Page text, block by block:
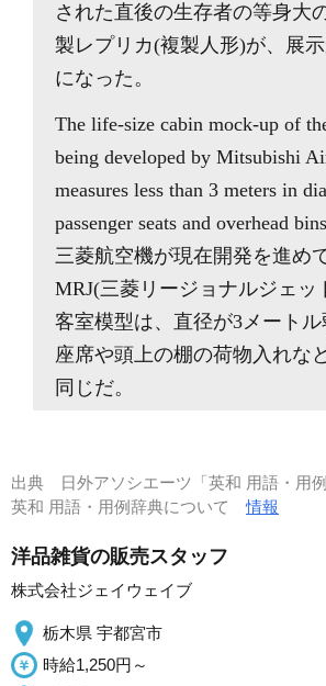
された直後の生存者の等身大
製レプリカ(複製人形)が、展
になった。
The life-size cabin mock-up of
being developed by Mitsubishi
measures less than 3 meters in
passenger seats and overhead
三菱航空機が現在開発を進め
MRJ(三菱リージョナルジェッ
客室模型は、直径が3メート
座席や頭上の棚の荷物入れな
同じだ。
出典
日外アソシエーツ「英和 用語・用例
英和 用語・用例辞典について情報
洋品雑貨の販売スタッフ
株式会社ジェイウェイブ
栃木県 宇都宮市
時給1,250円～